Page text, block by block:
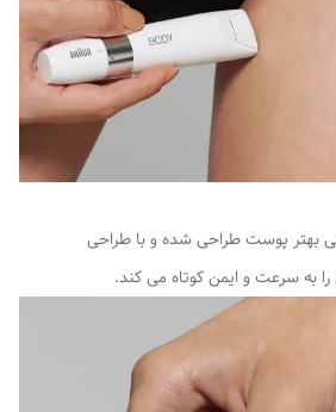
بهتر پوست طراحی شده و با طراحی
به سرعت و ایمن کوتاه می کند.